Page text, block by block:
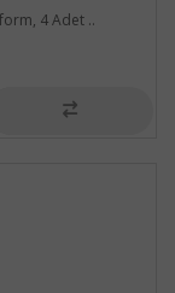
4 Adet ..